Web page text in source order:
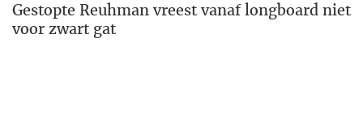
Gestopte Reuhman vreest vanaf longboard niet
voor zwart gat